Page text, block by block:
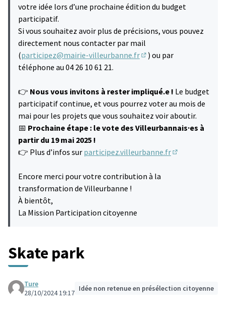
votre idée lors d’une prochaine édition du budget
participatif.
Si vous souhaitez avoir plus de précisions, vous pouvez
directement nous contacter par mail
(participez@mairie-villeurbanne.fr
) ou par
téléphone au 04 26 10 61 21.
👉 Nous vous invitons à rester impliqué.e ! Le budget
participatif continue, et vous pourrez voter au mois de
mai pour les projets que vous souhaitez voir aboutir.
📅 Prochaine étape : le vote des Villeurbannais·es à
partir du 19 mai 2025 !
👉 Plus d’infos sur participez.villeurbanne.fr
Encore merci pour votre contribution à la
transformation de Villeurbanne !
À bientôt,
La Mission Participation citoyenne
Skate park
Ture
28/10/2024 19:17 Idée non retenue en présélection citoyenne